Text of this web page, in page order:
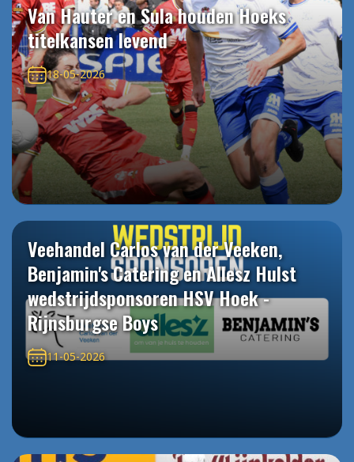
Van Hauter en Sula houden Hoeks
titelkansen levend
18-05-2026
Veehandel Carlos van der Veeken,
Benjamin's Catering en Allesz Hulst
wedstrijdsponsoren HSV Hoek -
Rijnsburgse Boys
11-05-2026